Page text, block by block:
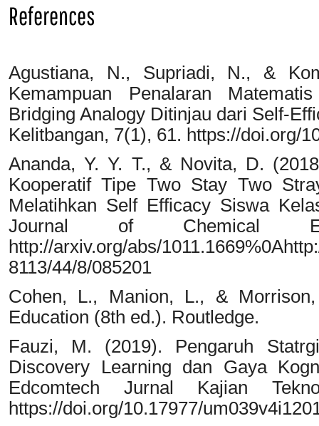
References
Agustiana, N., Supriadi, N., &
Kemampuan Penalaran
Bridging Analogy Ditinjau dari Self-
Kelitbangan, 7(1), 61. https://doi.org/
Ananda, Y. Y. T., & Novita, D.
Kooperatif Tipe Two Stay Two
Melatihkan Self Efficacy Siswa
Journal of Chemical
http://arxiv.org/abs/
8113/44/8/085201
Cohen, L., Manion, L., &
Education (8th ed.). Routledge.
Fauzi, M. (2019). Pengaruh
Discovery Learning dan Gaya
Edcomtech Jurnal Kajian
https://doi.org/10.17977/